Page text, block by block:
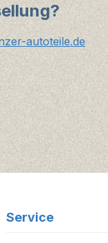
autoteile.de
Service